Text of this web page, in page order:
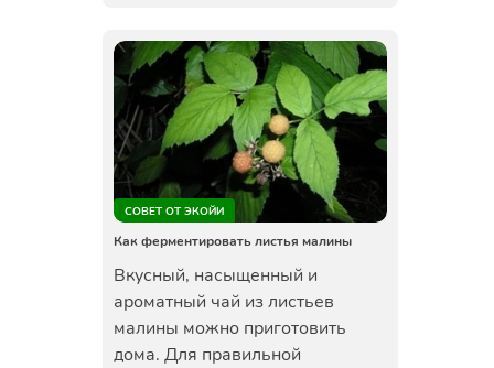
СОВЕТ ОТ ЭКОЙИ
Как ферментировать листья малины
Вкусный, насыщенный и
ароматный чай из листьев
малины можно приготовить
дома. Для правильной